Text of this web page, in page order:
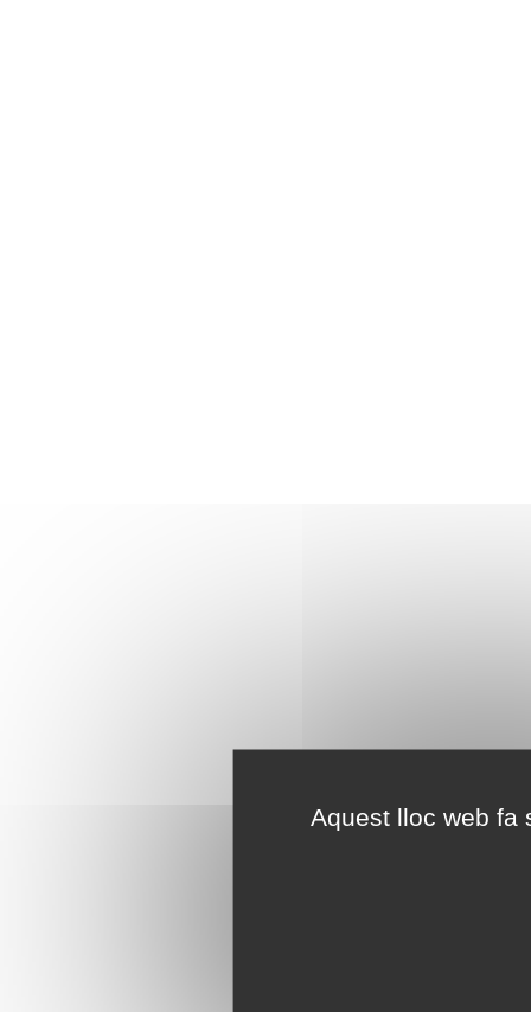
Aquest lloc web fa